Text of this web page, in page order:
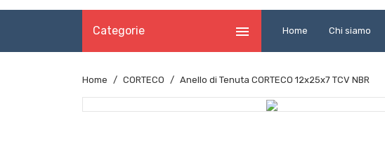
Categorie  Home Chi siamo
Home CORTECO Anello di Tenuta CORTECO 12x25x7 TCV NBR